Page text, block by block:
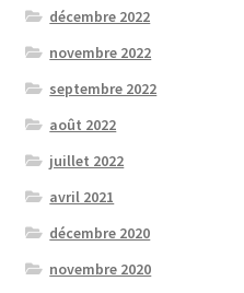
décembre 2022
novembre 2022
septembre 2022
août 2022
juillet 2022
avril 2021
décembre 2020
novembre 2020